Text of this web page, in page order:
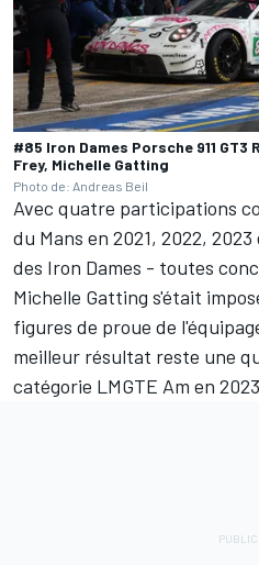
#85 Iron Dames Porsche 911 GT3
Frey, Michelle Gatting
Photo de: Andreas Beil
Avec quatre participations
du Mans en 2021, 2022,
des Iron Dames - toutes
Michelle Gatting s'était
figures de proue de
meilleur résultat reste une
catégorie LMGTE Am en